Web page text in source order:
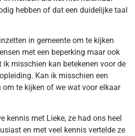
hebben of dat een duidelijke taal
in gemeente om te kijken
met een beperking maar ook
misschien kan betekenen voor de
Kan ik misschien een
te kijken of we wat voor elkaar
kennis met Lieke, ze had ons heel
en met veel kennis vertelde ze